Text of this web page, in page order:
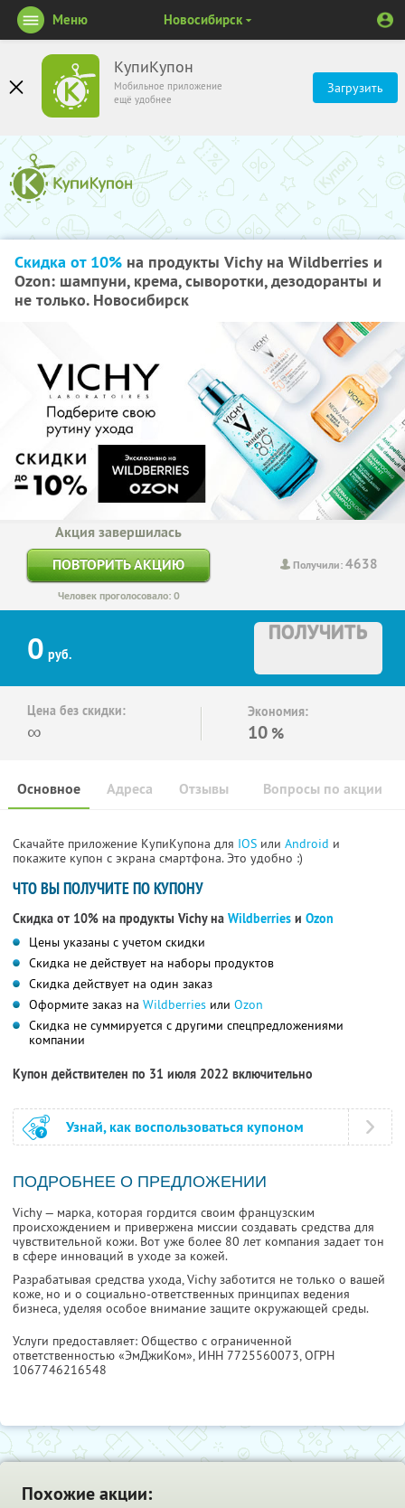
КупиКупон
Мобильное приложение
ещё удобнее
Загрузить
Меню Новосибирск
Скидка от 10% на продукты Vichy на Wildberries и
Ozon: шампуни, крема, сыворотки, дезодоранты и
не только. Новосибирск
Получили:4638
Акция завершилась
ПОВТОРИТЬ АКЦИЮ
Человек проголосовало: 0
0 руб.
ПОЛУЧИТЬ
Цена без скидки:
∞
Экономия:
10 %
Основное Отзывы Вопросы по акции
Адреса
Скачайте приложение КупиКупона для IOS или Android и
покажите купон с экрана смартфона. Это удобно :)
ЧТО ВЫ ПОЛУЧИТЕ ПО КУПОНУ
Скидка от 10% на продукты Vichy на Wildberries и Ozon
Цены указаны с учетом скидки
Скидка не действует на наборы продуктов
Скидка действует на один заказ
Оформите заказ на Wildberries или Ozon
Скидка не суммируется с другими спецпредложениями
компании
Купон действителен по 31 июля 2022 включительно
Узнай, как воспользоваться купоном
ПОДРОБНЕЕ О ПРЕДЛОЖЕНИИ
Vichy — марка, которая гордится своим французским
происхождением и привержена миссии создавать средства для
чувствительной кожи. Вот уже более 80 лет компания задает тон
в сфере инноваций в уходе за кожей.
Разрабатывая средства ухода, Vichy заботится не только о вашей
коже, но и о социально-ответственных принципах ведения
бизнеса, уделяя особое внимание защите окружающей среды.
Услуги предоставляет: Общество с ограниченной
ответственностью «ЭмДжиКом», ИНН 7725560073, ОГРН
1067746216548
Похожие акции: